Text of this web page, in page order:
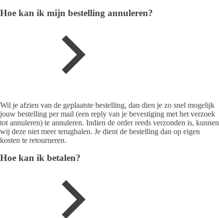
Hoe kan ik mijn bestelling annuleren?
Wil je afzien van de geplaatste bestelling, dan dien je zo snel mogelijk
jouw bestelling per mail (een reply van je bevestiging met het verzoek
tot annuleren) te annuleren. Indien de order reeds verzonden is, kunnen
wij deze niet meer terughalen. Je dient de bestelling dan op eigen
kosten te retourneren.
Hoe kan ik betalen?